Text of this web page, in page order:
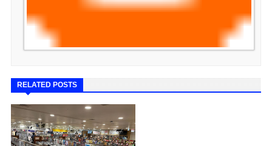
RELATED POSTS